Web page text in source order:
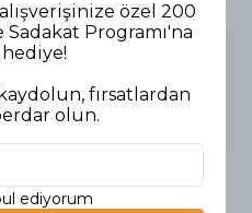
özel 200
Programı'na
fırsatlardan
olun.
ediyorum